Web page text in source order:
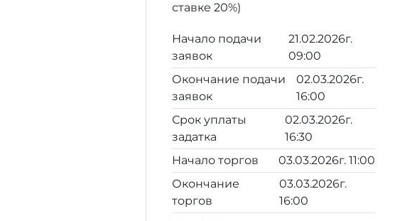
ставке 20%)
Начало подачи
заявок
21.02.2026г.
09:00
Окончание подачи
заявок
02.03.2026г.
16:00
Срок уплаты
задатка
02.03.2026г.
16:30
Начало торгов
03.03.2026г. 11:00
Окончание
торгов
03.03.2026г.
16:00